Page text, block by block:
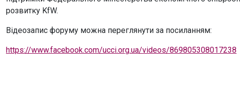
розвитку KfW.
Відеозапис форуму можна переглянути за посиланням:
https://www.facebook.com/ucci.org.ua/videos/869805308017238